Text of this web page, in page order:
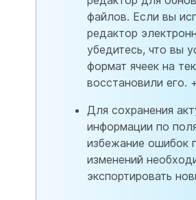
файлов. Если вы
редактор
убедитесь, что вы
формат ячеек на
восстановили его.
Для сохранения
информации по
избежание ошибок
изменений
экспортировать